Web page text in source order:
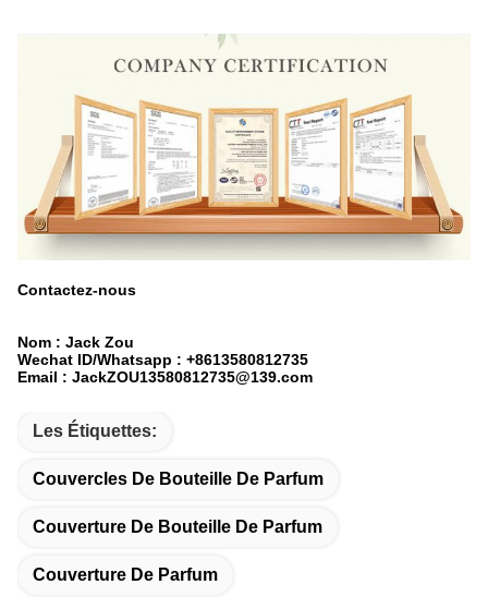
Contactez-nous
Nom : Jack Zou
Wechat ID/Whatsapp : +8613580812735
Email : JackZOU13580812735@139.com
Les Étiquettes:
Couvercles De Bouteille De Parfum
Couverture De Bouteille De Parfum
Couverture De Parfum